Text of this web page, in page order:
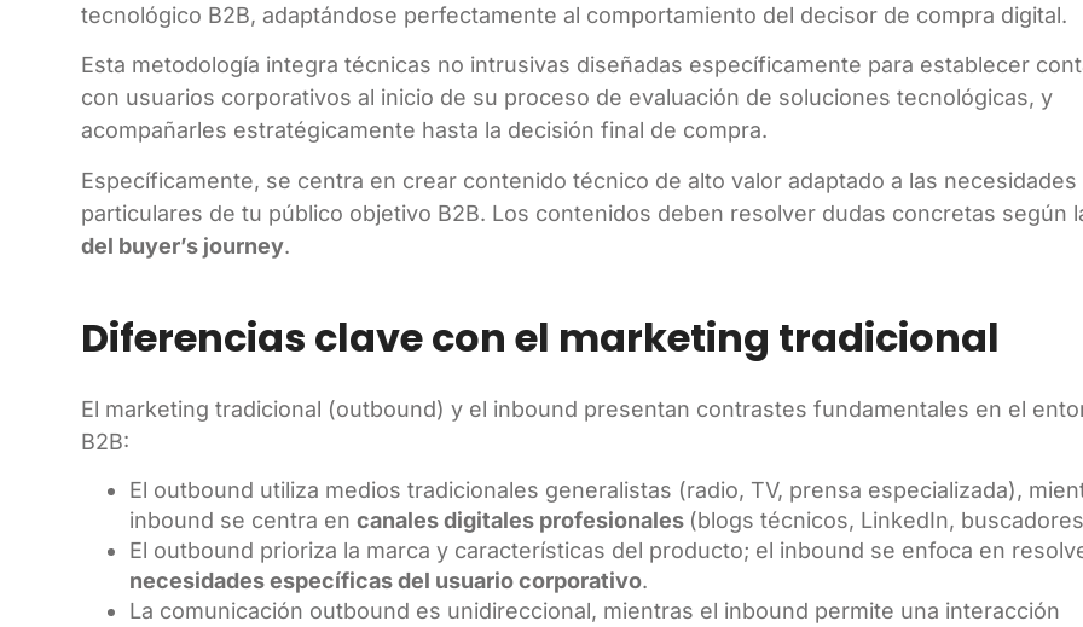
tecnológico B2B, adaptándose perfectamente al comportamiento del decisor de compra digital.
Esta metodología integra técnicas no intrusivas diseñadas específicamente para establecer
con usuarios corporativos al inicio de su proceso de evaluación de soluciones tecnológicas, y
acompañarles estratégicamente hasta la decisión final de compra.
Específicamente, se centra en crear contenido técnico de alto valor adaptado a las necesidades
particulares de tu público objetivo B2B. Los contenidos deben resolver dudas concretas según
del buyer’s journey.
Diferencias clave con el marketing tradicional
El marketing tradicional (outbound) y el inbound presentan contrastes fundamentales en el
B2B:
El outbound utiliza medios tradicionales generalistas (radio, TV, prensa especializada),
inbound se centra encanales digitales profesionales (blogs técnicos, LinkedIn,
El outbound prioriza la marca y características del producto; el inbound se enfoca en
necesidades específicas del usuario corporativo.
La comunicación outbound es unidireccional, mientras el inbound permite una interacción